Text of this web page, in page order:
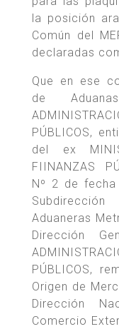
la posición
Común del
declaradas
Que en ese
de
PÚBLICOS,
del ex
FIINANZAS
Nº 2 de
Aduaneras
Dirección
PÚBLICOS,
Origen de
Dirección
Comercio